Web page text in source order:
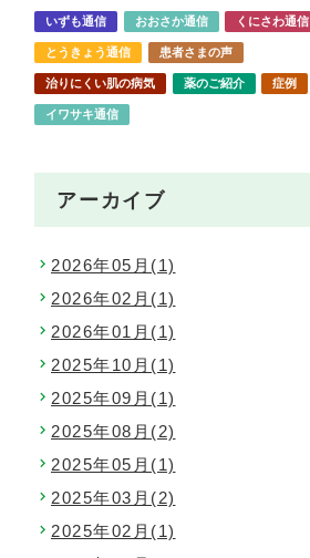
いずも通信 おおさか通信 くにさわ通信
とうきょう通信 患者さまの声
治りにくい肌の病気 薬のご紹介 症例
イワサキ通信
アーカイブ
2026年05月(1)
2026年02月(1)
2026年01月(1)
2025年10月(1)
2025年09月(1)
2025年08月(2)
2025年05月(1)
2025年03月(2)
2025年02月(1)